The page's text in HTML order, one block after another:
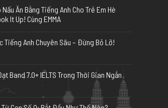
Ăn Bằng Tiếng Anh Cho Trẻ Em Hè
It Up! Cùng EMMA
Tiếng Anh Chuyên Sâu – Đừng Bỏ Lỡ!
Band 7.0+ IELTS Trong Thời Gian Ngắn